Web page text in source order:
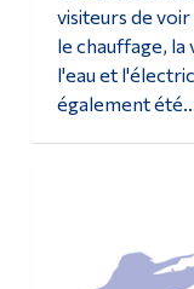
visiteurs de
le chauffage,
l'eau et
également été...